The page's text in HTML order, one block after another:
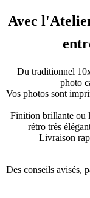
Avec
Du traditionnel
photo
Vos photos sont
Finition brillante ou
rétro très
Livraison
Des conseils avisés,